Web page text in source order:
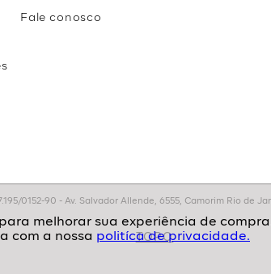
politíca de privacidade.
Fale conosco
0152-90 - Av. Salvador Allende, 6555, Camorim Rio de
TOPO